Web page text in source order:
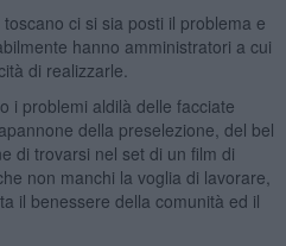
ci si sia posti il problema e
hanno amministratori a cui
di realizzarle.
i problemi aldilà delle facciate
della preselezione, del bel
di trovarsi nel set di un film di
non manchi la voglia di lavorare,
il benessere della comunità ed il